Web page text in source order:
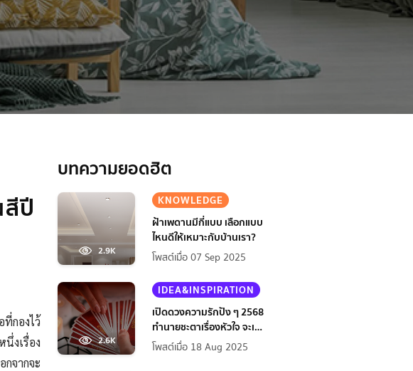
ปี
กองไว้
งเรื่อง
จากจะ
บทความยอดฮิต
2.9K
KNOWLEDGE
ฝ้าเพดานมีกี่แบบ เลือกแบบ
ไหนดีให้เหมาะกับบ้านเรา?
โพสต์เมื่อ 07 Sep 2025
2.6K
IDEA&INSPIRATION
เปิดดวงความรักปัง ๆ 2568
ทำนายชะตาเรื่องหัวใจ จะเป็น
ยังไงนะ
โพสต์เมื่อ 18 Aug 2025